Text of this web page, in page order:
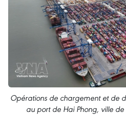
Opérations de chargement et de
au port de Hai Phong, ville